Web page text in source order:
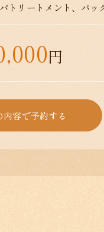
トリートメント、パッ
円
内容で予約する